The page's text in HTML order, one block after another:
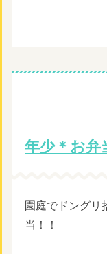
年少＊お弁
園庭でドングリ
当！！